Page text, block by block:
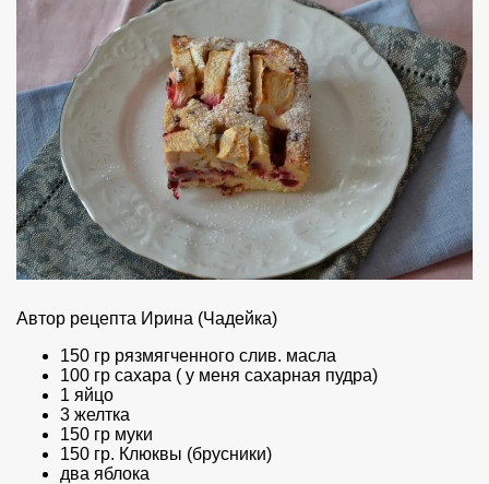
Автор рецепта Ирина (Чадейка)
150 гр рязмягченного слив. масла
100 гр сахара ( у меня сахарная пудра)
1 яйцо
3 желтка
150 гр муки
150 гр. Клюквы (брусники)
два яблока